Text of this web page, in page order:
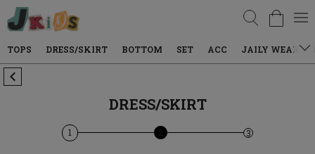
검색
DRESS/SKIRT BOTTOM SET ACC JAILY WEAR DENIM
DRESS/SKIRT
1 3